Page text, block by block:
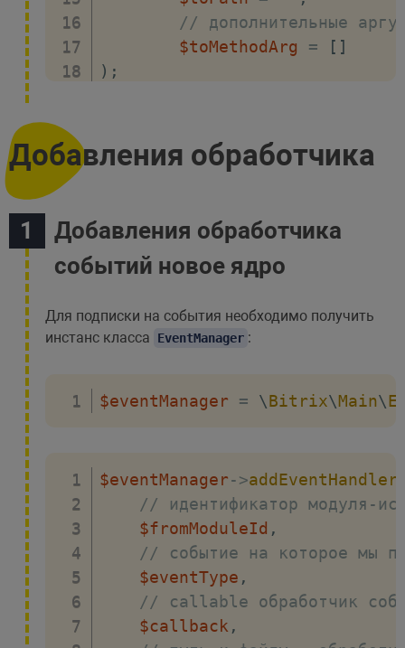
// дополнительные
$toMethodArg
= [ ]
) ;
Добавления обработчика
Добавления обработчика
событий новое ядро
Для подписки на события необходимо получить
инстанс класса
EventManager :
$eventManager = \Bitrix\Main\
$eventManager->addEventHandler
// идентификатор модуля-
$fromModuleId ,
// событие на которое мы
$eventType ,
// callable обработчик
$callback ,